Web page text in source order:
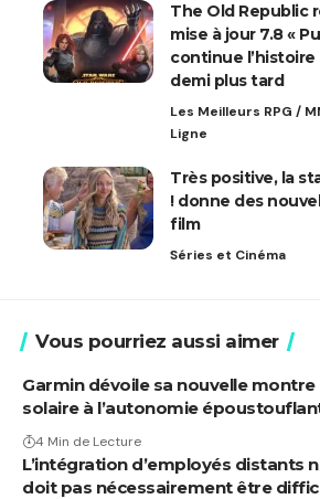
The Old Republic
mise à jour 7.8 «
continue
demi plus tard
Les Meilleurs RPG /
Ligne
Très positive, la
! donne des
film
Séries et Cinéma
Vous pourriez aussi aimer
Garmin dévoile sa nouvelle montre
solaire à l’autonomie
4 Min de Lecture
L’intégration d’employés distants
doit pas nécessairement être